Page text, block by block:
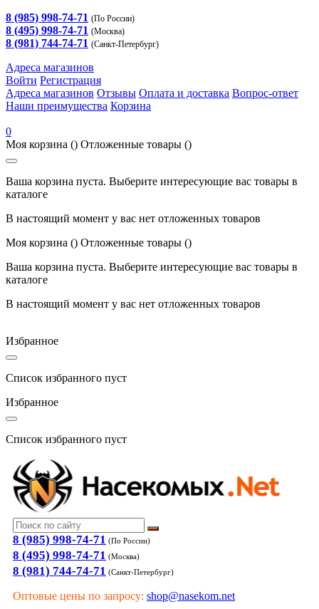
8 (985) 998-74-71 (По России)
8 (495) 998-74-71 (Москва)
8 (981) 744-74-71 (Санкт-Петербург)
Адреса магазинов
Войти Регистрация
Адреса магазинов Отзывы Оплата и доставка Вопрос-ответ
Наши преимущества Корзина
0
Моя корзина () Отложенные товары ()
Ваша корзина пуста. Выберите интересующие вас товары в
каталоге
В настоящий момент у вас нет отложенных товаров
Моя корзина () Отложенные товары ()
Ваша корзина пуста. Выберите интересующие вас товары в
каталоге
В настоящий момент у вас нет отложенных товаров
Избранное
Список избранного пуст
Избранное
Список избранного пуст
8 (985) 998-74-71 (По России)
8 (495) 998-74-71 (Москва)
8 (981) 744-74-71 (Санкт-Петербург)
Оптовые цены по запросу: shop@nasekom.net